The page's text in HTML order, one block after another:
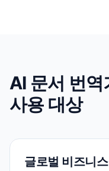
AI 문서 번역
사용 대상
글로벌 비즈니